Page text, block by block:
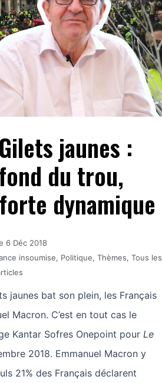
jaunes :
du trou,
dynamique
6 Déc 2018
insoumise, Politique,Thèmes,Tous les
jaunes bat son plein, les Français
Macron. C’est en tout cas le
Kantar Sofres Onepoint pour Le
2018. Emmanuel Macron y
21% des Français déclarent